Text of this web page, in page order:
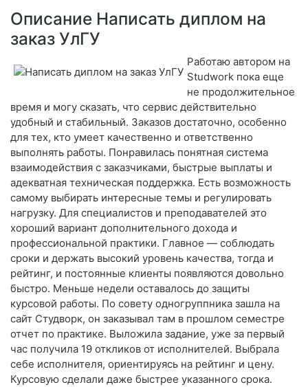
Описание Написать диплом на
заказ УлГУ
Работаю автором на
Studwork пока еще
не продолжительное
время и могу сказать, что сервис действительно
удобный и стабильный. Заказов достаточно, особенно
для тех, кто умеет качественно и ответственно
выполнять работы. Понравилась понятная система
взаимодействия с заказчиками, быстрые выплаты и
адекватная техническая поддержка. Есть возможность
самому выбирать интересные темы и регулировать
нагрузку. Для специалистов и преподавателей это
хороший вариант дополнительного дохода и
профессиональной практики. Главное — соблюдать
сроки и держать высокий уровень качества, тогда и
рейтинг, и постоянные клиенты появляются довольно
быстро. Меньше недели оставалось до защиты
курсовой работы. По совету одногруппника зашла на
сайт Студворк, он заказывал там в прошлом семестре
отчет по практике. Выложила задание, уже за первый
час получила 19 откликов от исполнителей. Выбрала
себе исполнителя, ориентируясь на рейтинг и цену.
Курсовую сделали даже быстрее указанного срока.